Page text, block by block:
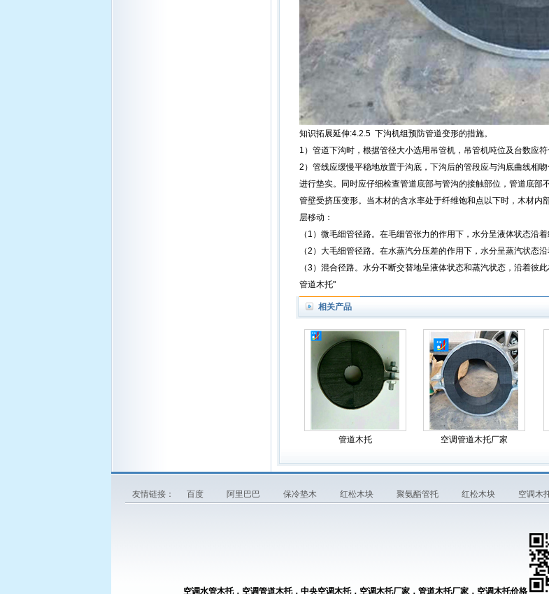
知识拓展延伸:4.2.5 下沟机组预防管道变形的措施。
1）管道下沟时，根据管径大小选用吊管机，吊管机吨位及台数应符
2）管线应缓慢平稳地放置于沟底，下沟后的管段应与沟底曲线相
进行垫实。同时应仔细检查管道底部与管沟的接触部位，管道底部
管壁受挤压变形。当木材的含水率处于纤维饱和点以下时，木材
层移动：
（1）微毛细管径路。在毛细管张力的作用下，水分呈液体状态沿
（2）大毛细管径路。在水蒸汽分压差的作用下，水分呈蒸汽状态
（3）混合径路。水分不断交替地呈液体状态和蒸汽状态，沿着彼
管道木托"
相关产品
管道木托 空调管道木托厂家
友情链接： 百度 阿里巴巴 保冷垫木 红松木块 聚氨酯管托 红松木块 空调木
空调水管木托，空调管道木托，中央空调木托，空调木托厂家，管道木托厂家，空调木托价格